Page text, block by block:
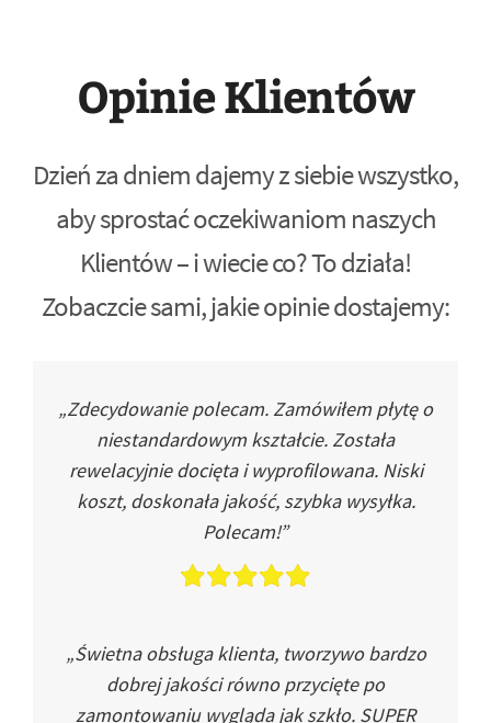
Opinie Klientów
Dzień za dniem dajemy z siebie wszystko,
aby sprostać oczekiwaniom naszych
Klientów – i wiecie co? To działa!
Zobaczcie sami, jakie opinie dostajemy:
„Zdecydowanie polecam. Zamówiłem płytę o
niestandardowym kształcie. Została
rewelacyjnie docięta i wyprofilowana. Niski
koszt, doskonała jakość, szybka wysyłka.
Polecam!”
„Świetna obsługa klienta, tworzywo bardzo
dobrej jakości równo przycięte po
zamontowaniu wygląda jak szkło. SUPER